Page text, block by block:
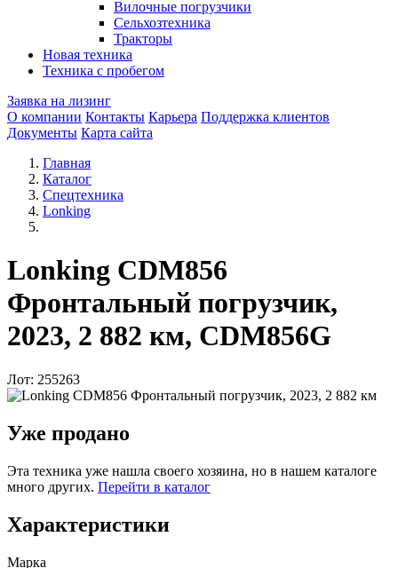
Вилочные погрузчики
Сельхозтехника
Тракторы
Новая техника
Техника с пробегом
Заявка на лизинг
О компании Контакты Карьера Поддержка клиентов
Документы Карта сайта
Главная
Каталог
Спецтехника
Lonking
Lonking CDM856
Фронтальный погрузчик,
2023, 2 882 км, CDM856G
Лот: 255263
Уже продано
Эта техника уже нашла своего хозяина, но в нашем каталоге
много других. Перейти в каталог
Характеристики
Марка